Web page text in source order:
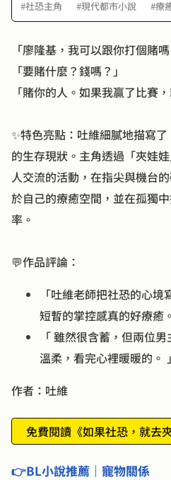
#社恐主角 #現代都市小說 #療
「廖隆基，我可以跟你打個賭嗎
「要賭什麼？錢嗎？」
「賭你的人。如果我贏了比賽
✨特色亮點：吐維細膩地描寫
的生存現狀。主角透過「夾娃
人交流的活動，在指尖與機台
於自己的療癒空間，並在孤獨
率。
💬作品評論：
「吐維老師把社恐的心
短暫的掌控感真的好療癒
「 雖然很含蓄，但兩位
溫柔，看完心裡暖暖的。 」
作者：吐維
免費閱讀《如果社恐，就去
👉BL小說推薦｜寵物關係